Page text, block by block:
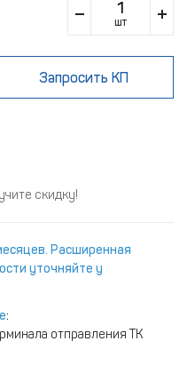
шт
Запросить КП
скидку!
Расширенная
уточняйте у
:
отправления ТК